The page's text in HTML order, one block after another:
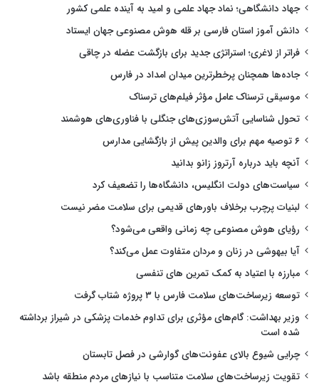
جهاد دانشگاهی؛ نماد جهاد علمی و امید به آینده علمی کشور
دانش آموز استان فارسی بر قله هوش مصنوعی جهان ایستاد
فراتر از لاغری؛ استراتژی جدید برای بازگشت عضله در چاقی
جاده‌ها همچنان پرخطرترین میدان امداد در فارس
موسیقی ترسناک عامل مؤثر فیلم‌های ترسناک
تحول شناسایی آتش‌سوزی‌های جنگلی با فناوری‌های هوشمند
۶ توصیه مهم برای والدین پیش از بازگشایی مدارس
آنچه باید درباره آرتروز زانو بدانید
سیاست‌های دولت انگلیس، دانشگاه‌ها را تضعیف کرد
لبنیات پرچرب برخلاف باورهای قدیمی برای سلامت مضر نیست
رؤیای هوش مصنوعی چه زمانی واقعی می‌شود؟
آیا بیهوشی در زنان و مردان متفاوت عمل می‌کند؟
مبارزه با اعتیاد به کمک تمرین های تنفسی
توسعه زیرساخت‌های سلامت فارس با ۳ پروژه شتاب گرفت
وزیر بهداشت: گام‌های مؤثری برای تداوم خدمات پزشکی در شیراز برداشته
شده است
چرایی شیوع بالای عفونت‌های گوارشی در فصل تابستان
تقویت زیرساخت‌های سلامت متناسب با نیازهای مردم منطقه باشد